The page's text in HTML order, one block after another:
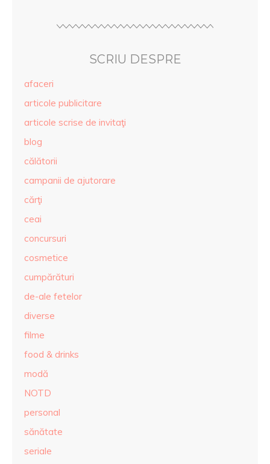
SCRIU DESPRE
afaceri
articole publicitare
articole scrise de invitaţi
blog
călătorii
campanii de ajutorare
cărţi
ceai
concursuri
cosmetice
cumpărături
de-ale fetelor
diverse
filme
food & drinks
modă
NOTD
personal
sănătate
seriale